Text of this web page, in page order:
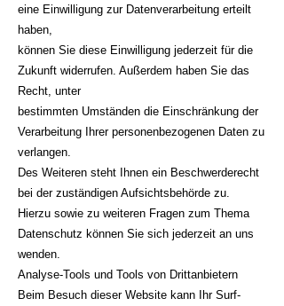
eine Einwilligung zur Datenverarbeitung erteilt
haben,
können Sie diese Einwilligung jederzeit für die
Zukunft widerrufen. Außerdem haben Sie das
Recht, unter
bestimmten Umständen die Einschränkung der
Verarbeitung Ihrer personenbezogenen Daten zu
verlangen.
Des Weiteren steht Ihnen ein Beschwerderecht
bei der zuständigen Aufsichtsbehörde zu.
Hierzu sowie zu weiteren Fragen zum Thema
Datenschutz können Sie sich jederzeit an uns
wenden.
Analyse-Tools und Tools von Drittanbietern
Beim Besuch dieser Website kann Ihr Surf-